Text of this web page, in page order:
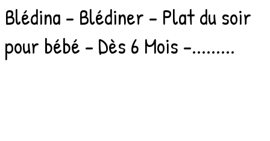
Laits
2e
âge
Blédina - Blédiner - Plat du soir
pour bébé - Dès 6 Mois -.........